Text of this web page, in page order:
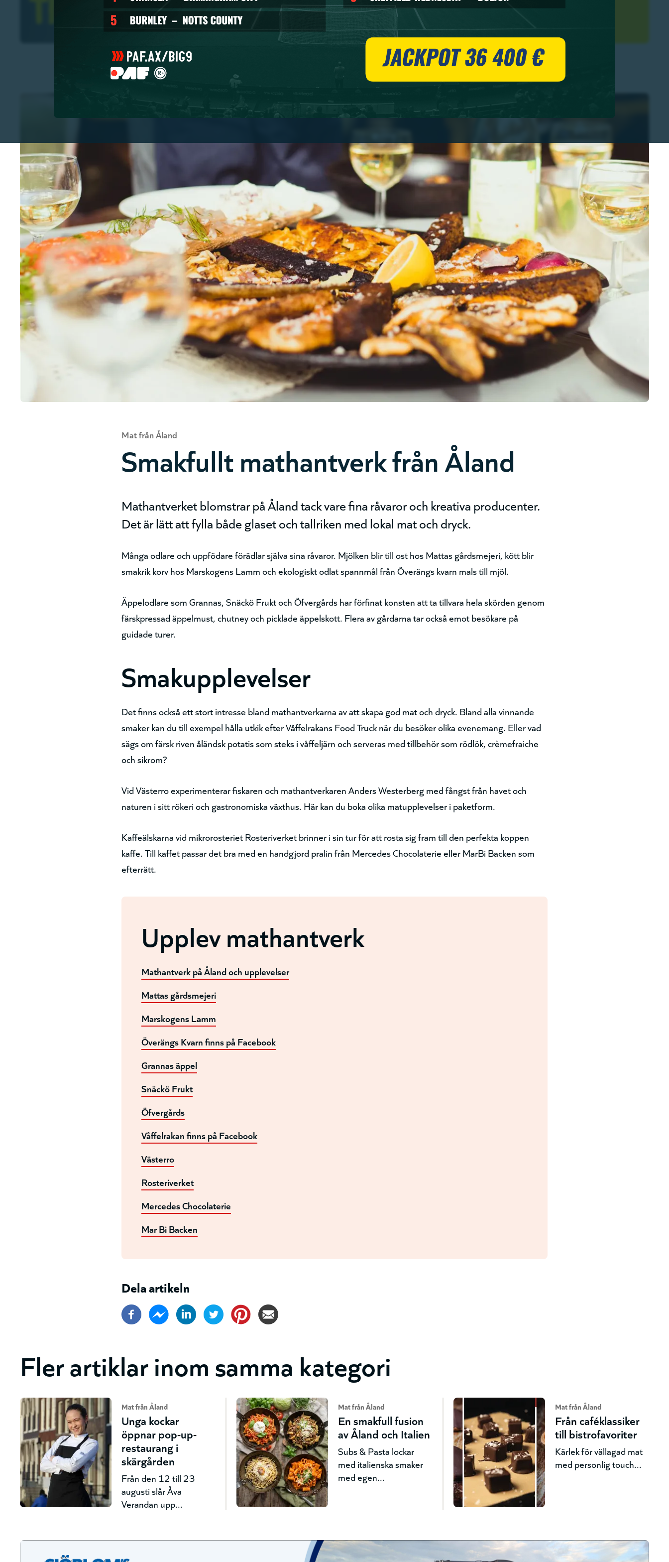
Mat från Åland
Smakfullt mathantverk från Åland
Mathantverket blomstrar på Åland tack vare fina råvaror och kreativa producenter.
Det är lätt att fylla både glaset och tallriken med lokal mat och dryck.
Många odlare och uppfödare förädlar själva sina råvaror. Mjölken blir till ost hos Mattas gårdsmejeri, kött blir
smakrik korv hos Marskogens Lamm och ekologiskt odlat spannmål från Överängs kvarn mals till mjöl.
Äppelodlare som Grannas, Snäckö Frukt och Öfvergårds har förfinat konsten att ta tillvara hela skörden genom
färskpressad äppelmust, chutney och picklade äppelskott. Flera av gårdarna tar också emot besökare på
guidade turer.
Smakupplevelser
Det finns också ett stort intresse bland mathantverkarna av att skapa god mat och dryck. Bland alla vinnande
smaker kan du till exempel hålla utkik efter Våffelrakans Food Truck när du besöker olika evenemang. Eller vad
sägs om färsk riven åländsk potatis som steks i våffeljärn och serveras med tillbehör som rödlök, crèmefraiche
och sikrom?
Vid Västerro experimenterar fiskaren och mathantverkaren Anders Westerberg med fångst från havet och
naturen i sitt rökeri och gastronomiska växthus. Här kan du boka olika matupplevelser i paketform.
Kaffeälskarna vid mikrorosteriet Rosteriverket brinner i sin tur för att rosta sig fram till den perfekta koppen
kaffe. Till kaffet passar det bra med en handgjord pralin från Mercedes Chocolaterie eller MarBi Backen som
efterrätt.
Upplev mathantverk
Mathantverk på Åland och upplevelser
Mattas gårdsmejeri
Marskogens Lamm
Överängs Kvarn finns på Facebook
Grannas äppel
Snäckö Frukt
Öfvergårds
Våffelrakan finns på Facebook
Västerro
Rosteriverket
Mercedes Chocolaterie
Mar Bi Backen
Dela artikeln
Fler artiklar inom samma kategori
Mat från Åland
Unga kockar
öppnar pop-up-
restaurang i
skärgården
Från den 12 till 23
augusti slår Åva
Verandan upp...
Mat från Åland
En smakfull fusion
av Åland och Italien
Subs & Pasta lockar
med italienska smaker
med egen...
Mat från Åland
Från caféklassiker
till bistrofavoriter
Kärlek för vällagad mat
med personlig touch...